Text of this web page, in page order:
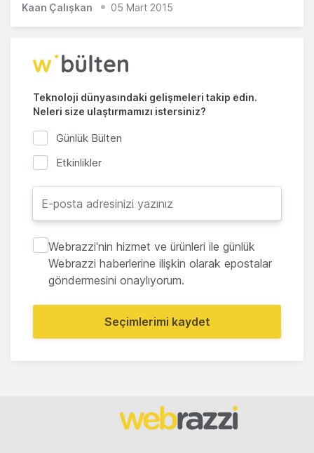
Kaan Çalışkan 05 Mart 2015
Teknoloji dünyasındaki gelişmeleri takip edin.
Neleri size ulaştırmamızı istersiniz?
Günlük Bülten
Etkinlikler
Webrazzi'nin hizmet ve ürünleri ile günlük
Webrazzi haberlerine ilişkin olarak epostalar
göndermesini onaylıyorum.
Seçimlerimi kaydet